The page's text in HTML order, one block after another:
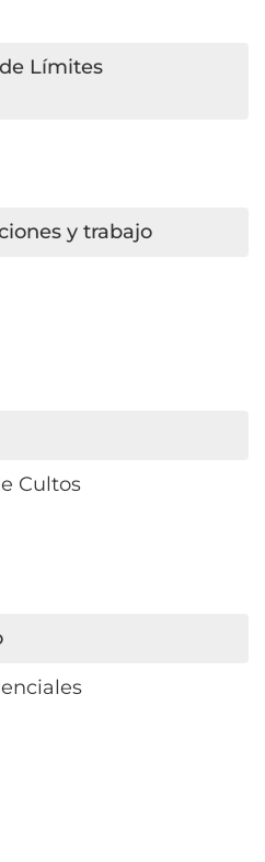
Límites
y trabajo
Cultos